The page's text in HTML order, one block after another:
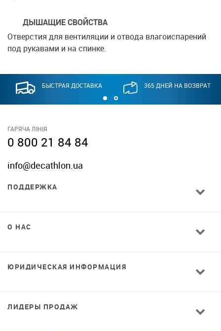
ДЫШАЩИЕ СВОЙСТВА
Отверстия для вентиляции и отвода влагоиспарений
под рукавами и на спинке.
БЫСТРАЯ ДОСТАВКА 365 ДНЕЙ НА ВОЗВРАТ
ГАРЯЧА ЛІНІЯ
0 800 21 84 84
info@decathlon.ua
ПОДДЕРЖКА
О НАС
ЮРИДИЧЕСКАЯ ИНФОРМАЦИЯ
ЛИДЕРЫ ПРОДАЖ